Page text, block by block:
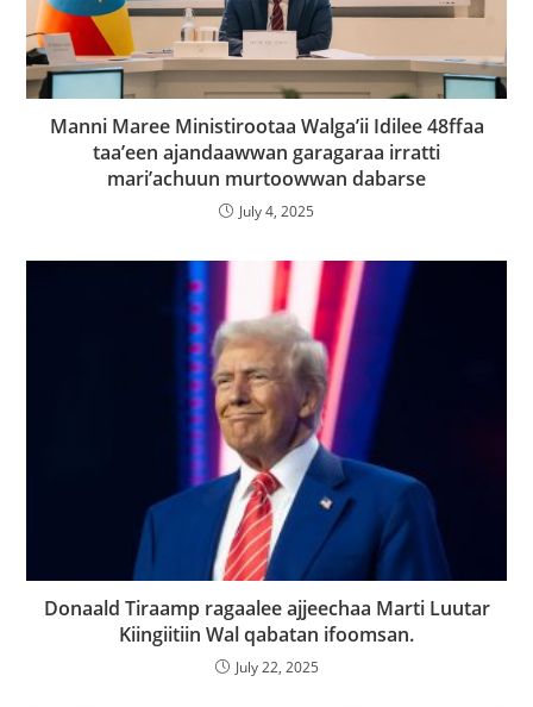
Manni Maree Ministirootaa Walga’ii Idilee 48ffaa
taa’een ajandaawwan garagaraa irratti
mari’achuun murtoowwan dabarse
July 4, 2025
Donaald Tiraamp ragaalee ajjeechaa Marti Luutar
Kiingiitiin Wal qabatan ifoomsan.
July 22, 2025